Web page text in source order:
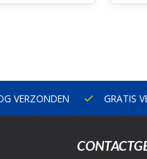
VERZONDEN GRATIS